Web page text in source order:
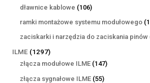
dławnice kablowe 106106
produktów
ramki montażowe systemu modułowego
zaciskarki i narzędzia do zaciskania pinów
ILME 12971297
produktów
złącza modułowe ILME 147147
złącza sygnałowe ILME 5555